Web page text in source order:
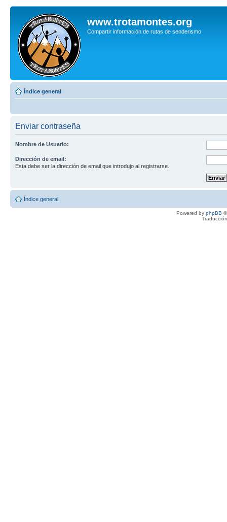
www.trotamontes.org
Compartir información de rutas de senderismo
Índice general
Enviar contraseña
Nombre de Usuario:
Dirección de email:
Esta debe ser la dirección de email que introdujo al registrarse.
Índice general
Powered by phpBB